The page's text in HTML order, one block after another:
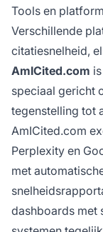
Tools en
Verschillende
citatiesnelheid,
AmICited.com
speciaal gericht
tegenstelling tot
AmICited.com
Perplexity en
met
dashboards met